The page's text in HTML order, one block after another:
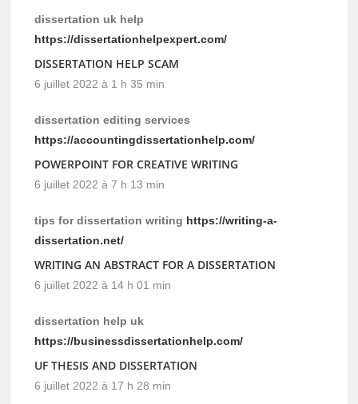
dissertation uk help
https://dissertationhelpexpert.com/
DISSERTATION HELP SCAM
6 juillet 2022 à 1 h 35 min
dissertation editing services
https://accountingdissertationhelp.com/
POWERPOINT FOR CREATIVE WRITING
6 juillet 2022 à 7 h 13 min
tips for dissertation writing https://writing-a-
dissertation.net/
WRITING AN ABSTRACT FOR A DISSERTATION
6 juillet 2022 à 14 h 01 min
dissertation help uk
https://businessdissertationhelp.com/
UF THESIS AND DISSERTATION
6 juillet 2022 à 17 h 28 min